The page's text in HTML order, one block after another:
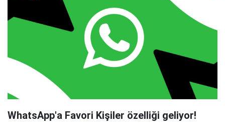
WhatsApp'a Favori Kişiler özelliği geliyor!